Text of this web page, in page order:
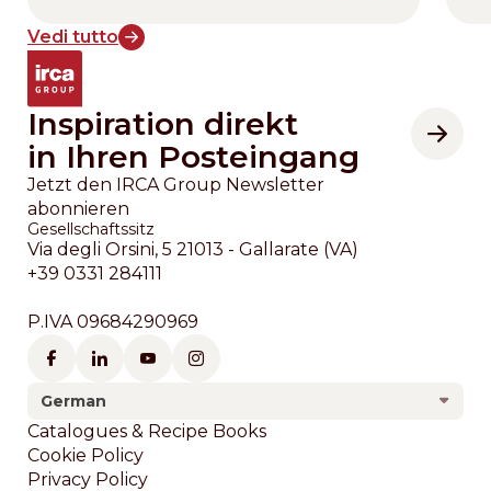
Vedi tutto
Inspiration direkt
in Ihren Posteingang
Jetzt den IRCA Group Newsletter
abonnieren
Gesellschaftssitz
Via degli Orsini, 5 21013 - Gallarate (VA)
+39 0331 284111
P.IVA 09684290969
German
Footer
Catalogues & Recipe Books
Cookie Policy
Privacy Policy